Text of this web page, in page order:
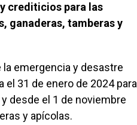
crediticios para las
ganaderas, tamberas y
emergencia y desastre
el 31 de enero de 2024 para
desde el 1 de noviembre
y apícolas.